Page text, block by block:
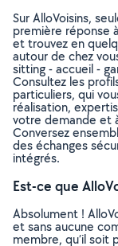
Sur AlloVoisins,
première réponse
et trouvez en
autour de chez
sitting - accueil -
Consultez les
particuliers, qui
réalisation,
votre demande et
Conversez
des échanges
intégrés.
Est-ce que
Absolument !
et sans aucune
membre, qu’il soit